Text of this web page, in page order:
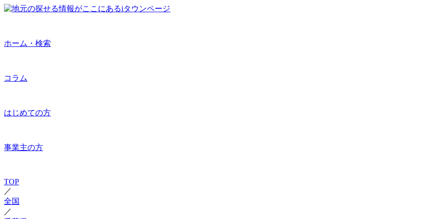
ホーム・検索
コラム
はじめての方
事業主の方
TOP
／
全国
／